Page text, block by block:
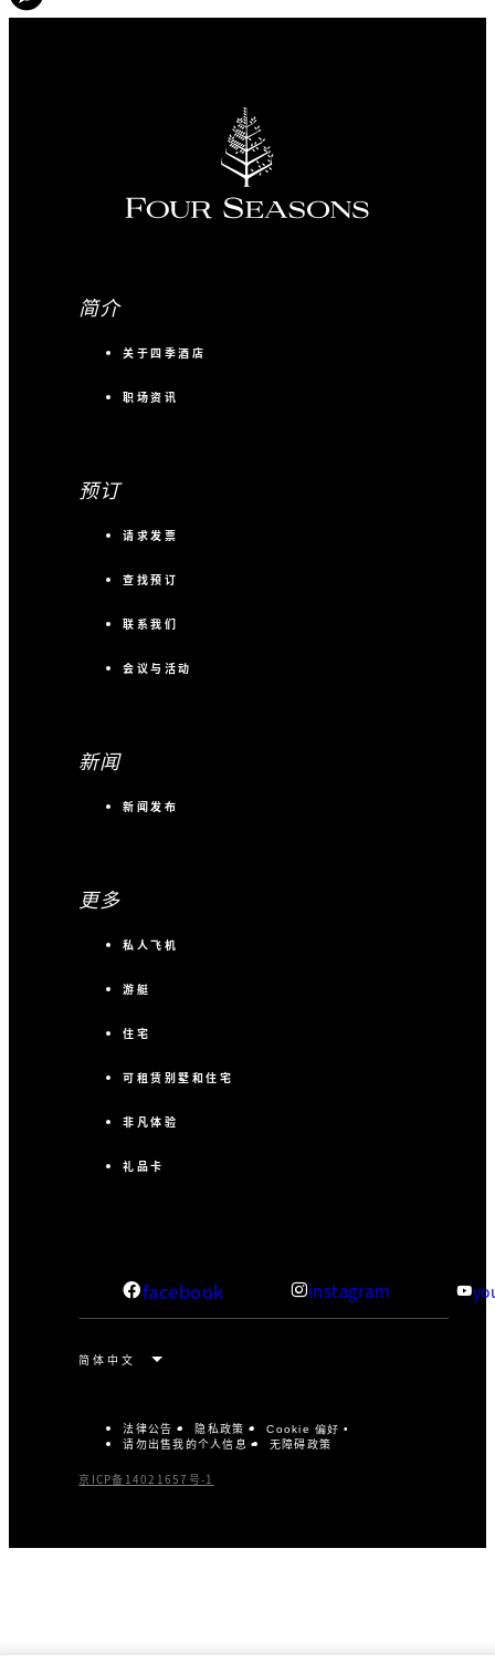
简介
关于四季酒店
职场资讯
预订
请求发票
查找预订
联系我们
会议与活动
新闻
新闻发布
更多
私人飞机
游艇
住宅
可租赁别墅和住宅
非凡体验
礼品卡
facebook instagram
法律公告 隐私政策 Cookie 偏好
请勿出售我的个人信息 无障碍政策
京ICP备14021657号-1